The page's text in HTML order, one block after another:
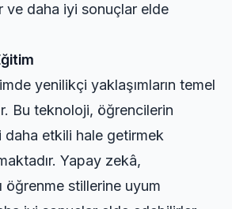
ve daha iyi sonuçlar elde
yenilikçi yaklaşımların temel
Bu teknoloji, öğrencilerin
daha etkili hale getirmek
Yapay zekâ,
öğrenme stillerine uyum